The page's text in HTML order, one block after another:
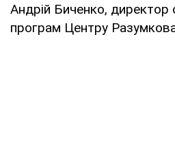
Андрій Биченко, директор
програм Центру